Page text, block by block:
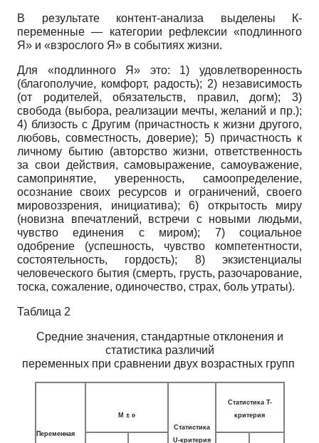
В результате контент-анализа выделены К-
переменные — категории рефлексии «подлинного
Я» и «взрослого Я» в событиях жизни.
Для «подлинного Я» это: 1) удовлетворенность
(благополучие, комфорт, радость); 2) независимость
(от родителей, обязательств, правил, догм); 3)
свобода (выбора, реализации мечты, желаний и пр.);
4) близость с Другим (причастность к жизни другого,
любовь, совместность, доверие); 5) причастность к
личному бытию (авторство жизни, ответственность
за свои действия, самовыражение, самоуважение,
самопринятие, уверенность, самоопределение,
осознание своих ресурсов и ограничений, своего
мировоззрения, инициатива); 6) открытость миру
(новизна впечатлений, встречи с новыми людьми,
чувство единения с миром); 7) социальное
одобрение (успешность, чувство компетентности,
состоятельность, гордость); 8) экзистенциалы
человеческого бытия (смерть, грусть, разочарование,
тоска, сожаление, одиночество, страх, боль утраты).
Таблица 2
Средние значения, стандартные отклонения и
статистика различий
переменных при сравнении двух возрастных групп
Переменная
M ± о
Статистика
U-критерия
Статистика T-
критерия